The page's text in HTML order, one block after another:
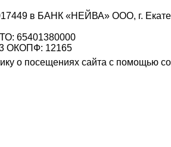
в БАНК «НЕЙВА» ООО, г.
65401380000
ОКОПФ: 12165
о посещениях сайта с помощью